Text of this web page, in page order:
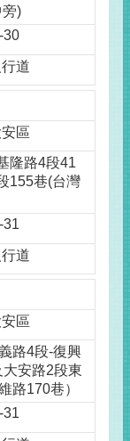
)
30
道
區
隆路4段41
155巷(台灣
31
道
區
路4段-復興
安路2段東
路170巷）
31